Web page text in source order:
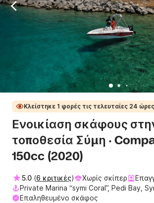
Κλείστηκε 1 φορές τις τελευταίες 24 ώρες
Ενοικίαση σκάφους
τοποθεσία Σύμη ·
150cc (2020)
5.0 (6 κριτικές) Χωρίς σκίπερ
Private Marina “symi Coral”, Pedi Bay,
Επαληθευμένο σκάφος